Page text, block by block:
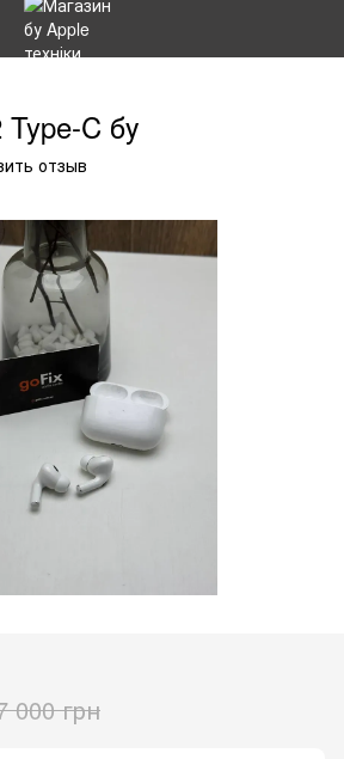
C бу
отзыв
000 грн